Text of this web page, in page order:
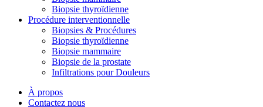
Biopsie thyroïdienne
Procédure interventionnelle
Biopsies & Procédures
Biopsie thyroïdienne
Biopsie mammaire
Biopsie de la prostate
Infiltrations pour Douleurs
À propos
Contactez nous